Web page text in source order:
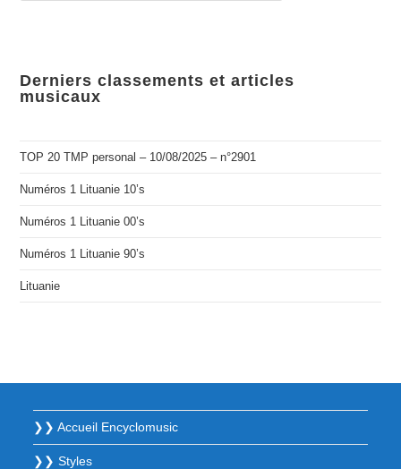
Derniers classements et articles
musicaux
TOP 20 TMP personal – 10/08/2025 – n°2901
Numéros 1 Lituanie 10’s
Numéros 1 Lituanie 00’s
Numéros 1 Lituanie 90’s
Lituanie
❯❯ Accueil Encyclomusic
❯❯ Styles